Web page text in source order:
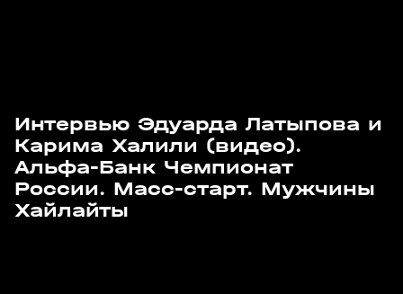
Интервью Эдуарда Латыпова и
Карима Халили (видео).
Альфа-Банк Чемпионат
России. Масс-старт. Мужчины
Хайлайты
29 мар, 11:39